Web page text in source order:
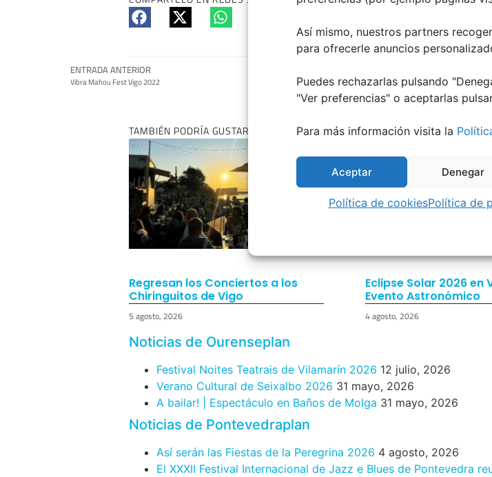
Así mismo, nuestros partners
para ofrecerle anuncios
Puedes rechazarlas pulsando
"Ver preferencias" o aceptarlas
Para más información visita la
Aceptar Denegar
Política de cookiesPolítica de
ENTRADA ANTERIOR
Vibra Mahou Fest Vigo 2022
TAMBIÉN PODRÍA GUSTARTE:
Regresan los Conciertos a los
Chiringuitos de Vigo
5 agosto, 2026
Eclipse Solar 2026 en
Evento Astronómico
4 agosto, 2026
Noticias de Ourenseplan
Festival Noites Teatrais de Vilamarín 2026 12 julio, 2026
Verano Cultural de Seixalbo 2026 31 mayo, 2026
A bailar! | Espectáculo en Baños de Molga 31 mayo, 2026
Noticias de Pontevedraplan
Así serán las Fiestas de la Peregrina 2026 4 agosto, 2026
El XXXII Festival Internacional de Jazz e Blues de Pontevedra